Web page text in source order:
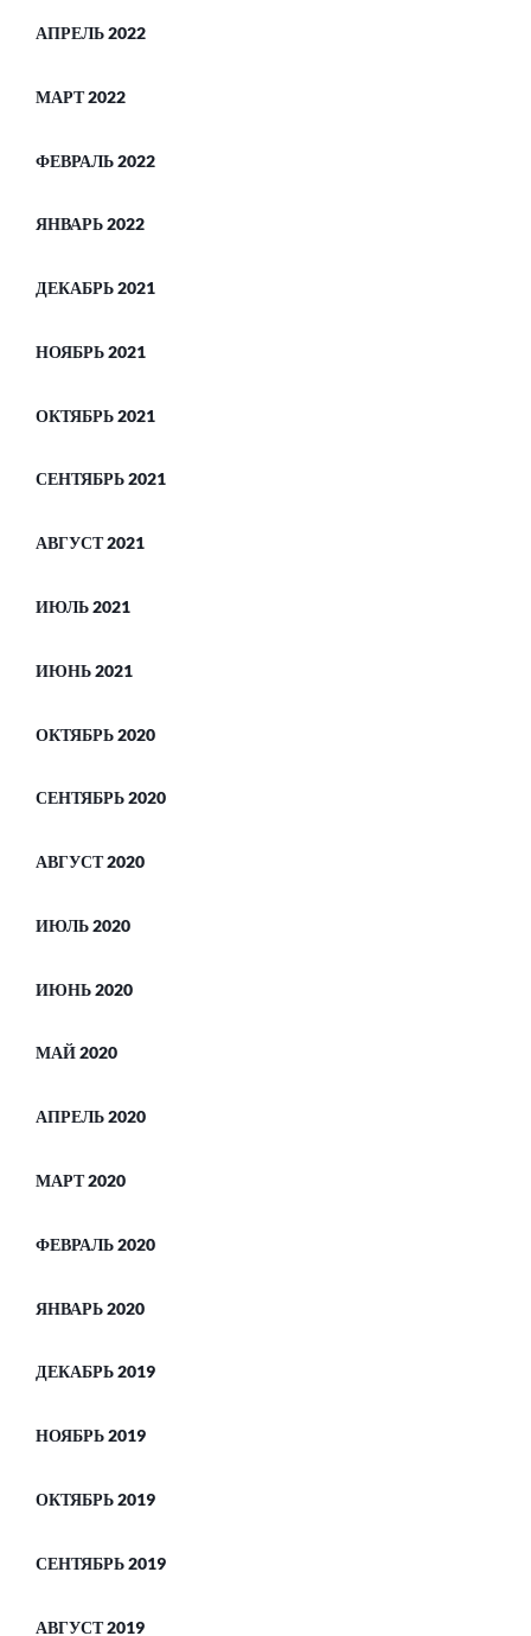
АПРЕЛЬ 2022
МАРТ 2022
ФЕВРАЛЬ 2022
ЯНВАРЬ 2022
ДЕКАБРЬ 2021
НОЯБРЬ 2021
ОКТЯБРЬ 2021
СЕНТЯБРЬ 2021
АВГУСТ 2021
ИЮЛЬ 2021
ИЮНЬ 2021
ОКТЯБРЬ 2020
СЕНТЯБРЬ 2020
АВГУСТ 2020
ИЮЛЬ 2020
ИЮНЬ 2020
МАЙ 2020
АПРЕЛЬ 2020
МАРТ 2020
ФЕВРАЛЬ 2020
ЯНВАРЬ 2020
ДЕКАБРЬ 2019
НОЯБРЬ 2019
ОКТЯБРЬ 2019
СЕНТЯБРЬ 2019
АВГУСТ 2019